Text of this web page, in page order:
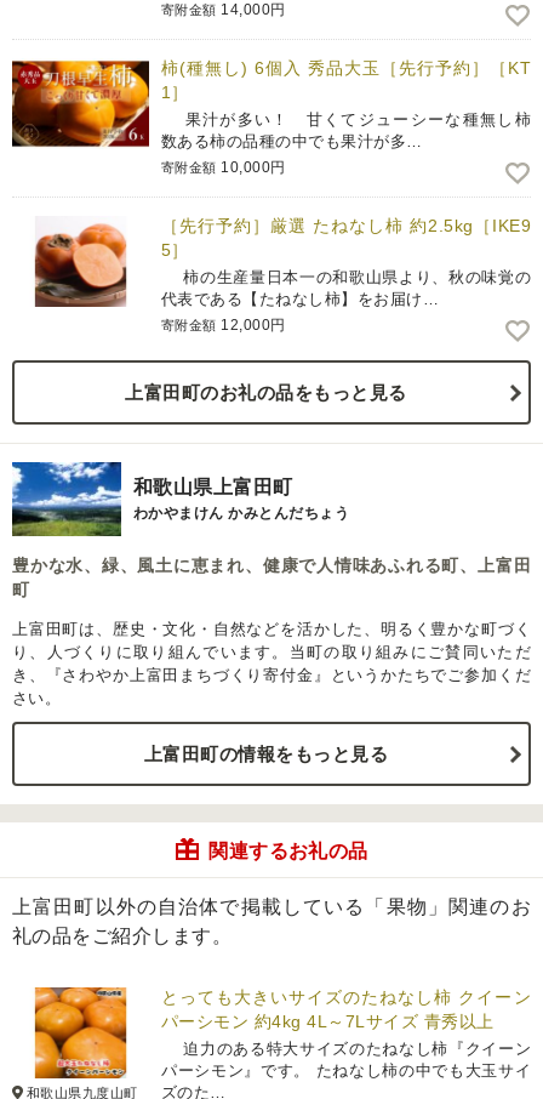
寄附金額 14,000円
柿(種無し) 6個入 秀品大玉［先行予約］［KT
1］
果汁が多い！ 甘くてジューシーな種無し柿
数ある柿の品種の中でも果汁が多…
寄附金額 10,000円
［先行予約］厳選 たねなし柿 約2.5kg［IKE9
5］
柿の生産量日本一の和歌山県より、秋の味覚の
代表である【たねなし柿】をお届け…
寄附金額 12,000円
上富田町のお礼の品をもっと見る
和歌山県上富田町
わかやまけん かみとんだちょう
豊かな水、緑、風土に恵まれ、健康で人情味あふれる町、上富田
町
上富田町は、歴史・文化・自然などを活かした、明るく豊かな町づく
り、人づくりに取り組んでいます。当町の取り組みにご賛同いただ
き、『さわやか上富田まちづくり寄付金』というかたちでご参加くだ
さい。
上富田町の情報をもっと見る
関連するお礼の品
上富田町以外の自治体で掲載している「果物」関連のお
礼の品をご紹介します。
和歌山県九度山町
とっても大きいサイズのたねなし柿 クイーン
パーシモン 約4kg 4L～7Lサイズ 青秀以上
迫力のある特大サイズのたねなし柿『クイーン
パーシモン』です。 たねなし柿の中でも大玉サイ
ズのた…